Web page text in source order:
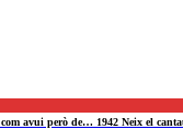
avui però de… 1942 Neix el